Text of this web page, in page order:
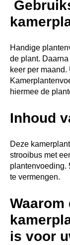
Handige
de plant.
keer per maand.
hiermee de
Inhoud
Deze
strooibus met
plantenvoeding.
te vermengen.
Waarom
is voor